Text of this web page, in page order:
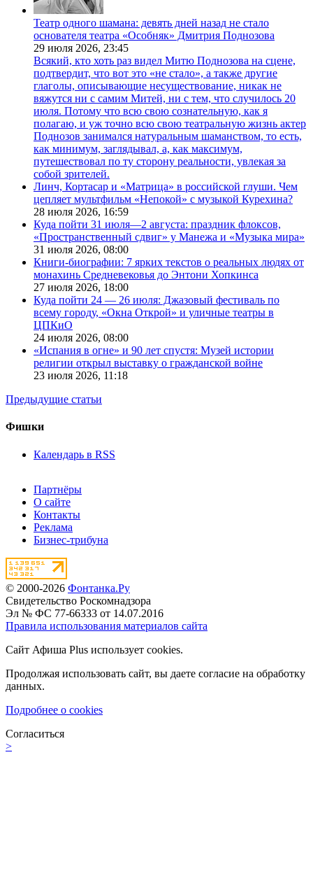
Театр одного шамана: девять дней назад не стало
основателя театра «Особняк» Дмитрия Поднозова
29 июля 2026, 23:45
Всякий, кто хоть раз видел Митю Поднозова на сцене,
подтвердит, что вот это «не стало», а также другие
глаголы, описывающие несуществование, никак не
вяжутся ни с самим Митей, ни с тем, что случилось 20
июля. Потому что всю свою сознательную, как я
полагаю, и уж точно всю свою театральную жизнь актер
Поднозов занимался натуральным шаманством, то есть,
как минимум, заглядывал, а, как максимум,
путешествовал по ту сторону реальности, увлекая за
собой зрителей.
Линч, Кортасар и «Матрица» в российской глуши. Чем
цепляет мультфильм «Непокой» с музыкой Курехина?
28 июля 2026, 16:59
Куда пойти 31 июля—2 августа: праздник флоксов,
«Пространственный сдвиг» у Манежа и «Музыка мира»
31 июля 2026, 08:00
Книги-биографии: 7 ярких текстов о реальных людях от
монахинь Средневековья до Энтони Хопкинса
27 июля 2026, 18:00
Куда пойти 24 — 26 июля: Джазовый фестиваль по
всему городу, «Окна Открой» и уличные театры в
ЦПКиО
24 июля 2026, 08:00
«Испания в огне» и 90 лет спустя: Музей истории
религии открыл выставку о гражданской войне
23 июля 2026, 11:18
Предыдущие статьи
Фишки
Календарь в RSS
Партнёры
О сайте
Контакты
Реклама
Бизнес-трибуна
© 2000-2026 Фонтанка.Ру
Свидетельство Роскомнадзора
Эл № ФС 77-66333 от 14.07.2016
Правила использования материалов сайта
Сайт Афиша Plus использует cookies.
Продолжая использовать сайт, вы даете согласие на обработку
данных.
Подробнее о cookies
Согласиться
>